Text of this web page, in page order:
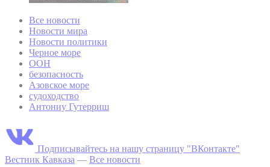
Все новости
Новости мира
Новости политики
Черное море
ООН
безопасность
Азовское море
судоходство
Антониу Гутерриш
Подписывайтесь на нашу страницу "ВКонтакте"
Вестник Кавказа — Все новости